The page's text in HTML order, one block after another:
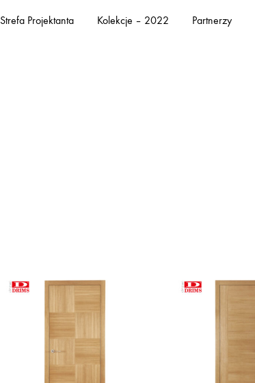
Strefa Projektanta Kolekcje – 2022 Partnerzy